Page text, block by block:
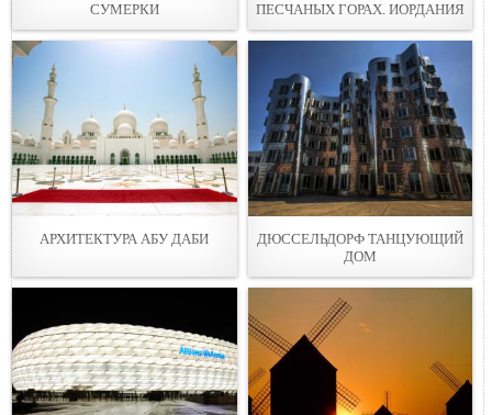
СУМЕРКИ
ПЕСЧАНЫХ ГОРАХ. ИОРДАНИЯ
АРХИТЕКТУРА АБУ ДАБИ
ДЮССЕЛЬДОРФ ТАНЦУЮЩИЙ
ДОМ